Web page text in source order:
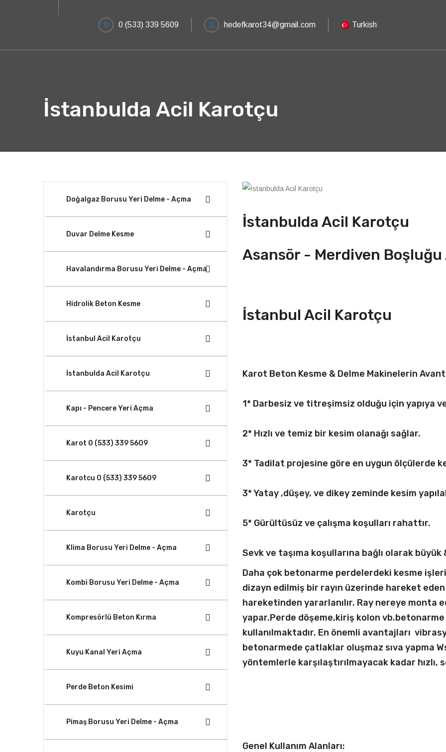
0 (533) 339 5609 hedefkarot34@gmail.com Turkish
İstanbulda Acil Karotçu
Doğalgaz Borusu Yeri Delme - Açma
Duvar Delme Kesme
Havalandırma Borusu Yeri Delme - Açma
Hidrolik Beton Kesme
İstanbul Acil Karotçu
İstanbulda Acil Karotçu
Kapı - Pencere Yeri Açma
Karot 0 (533) 339 5609
Karotcu 0 (533) 339 5609
Karotçu
Klima Borusu Yeri Delme - Açma
Kombi Borusu Yeri Delme - Açma
Kompresörlü Beton Kırma
Kuyu Kanal Yeri Açma
Perde Beton Kesimi
Pimaş Borusu Yeri Delme - Açma
İstanbulda Acil Karotçu
Asansör - Merdiven Boşluğu
İstanbul Acil Karotçu
Karot Beton Kesme & Delme Makinelerin
1* Darbesiz ve titreşimsiz olduğu için yapıya
2* Hızlı ve temiz bir kesim olanağı sağlar.
3* Tadilat projesine göre en uygun ölçülerde
3* Yatay ,düşey, ve dikey zeminde kesim
5* Gürültüsüz ve çalışma koşulları rahattır.
Sevk ve taşıma koşullarına bağlı olarak
Daha çok betonarme perdelerdeki kesme
dizayn edilmiş bir rayın üzerinde hareket
hareketinden yararlanılır. Ray nereye monta
yapar.Perde döşeme,kiriş kolon vb.betonarme
kullanılmaktadır. En önemli avantajları
betonarmede çatlaklar oluşmaz sıva yapma
yöntemlerle karşılaştırılmayacak kadar
Genel Kullanım Alanları: